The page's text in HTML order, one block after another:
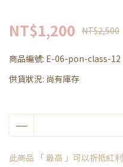
NT$1,200 NT$2,500
商品編號: E-06-pon-class-12
供貨狀況: 尚有庫存
此商品 「 最高 」可以折抵紅利